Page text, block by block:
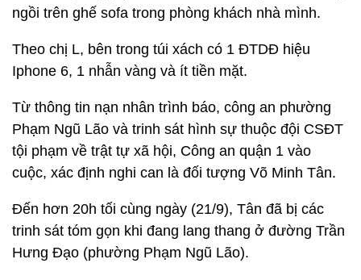
ngồi trên ghế sofa trong phòng khách nhà mình.
Theo chị L, bên trong túi xách có 1 ĐTDĐ hiệu
Iphone 6, 1 nhẫn vàng và ít tiền mặt.
Từ thông tin nạn nhân trình báo, công an phường
Phạm Ngũ Lão và trinh sát hình sự thuộc đội CSĐT
tội phạm về trật tự xã hội, Công an quận 1 vào
cuộc, xác định nghi can là đối tượng Võ Minh Tân.
Đến hơn 20h tối cùng ngày (21/9), Tân đã bị các
trinh sát tóm gọn khi đang lang thang ở đường Trần
Hưng Đạo (phường Phạm Ngũ Lão).